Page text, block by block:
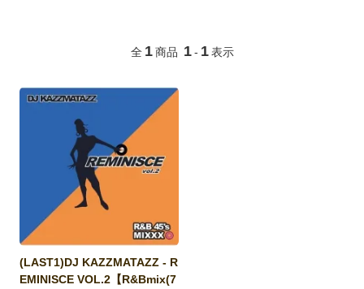
全 1 商品 1 - 1 表示
(LAST1)DJ KAZZMATAZZ - R
EMINISCE VOL.2【R&Bmix(7